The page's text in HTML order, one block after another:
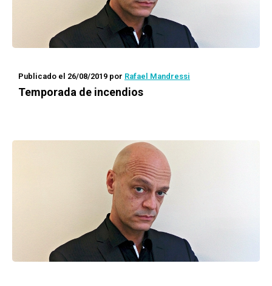
Publicado el 26/08/2019 por Rafael Mandressi
Temporada de incendios